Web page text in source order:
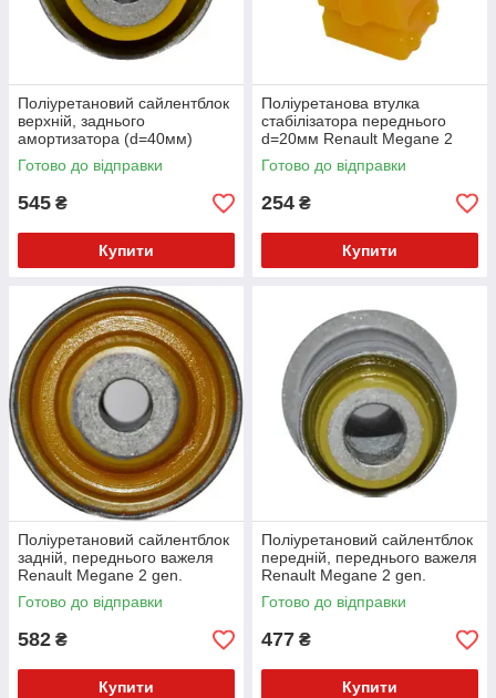
Поліуретановий сайлентблок
верхній, заднього
амортизатора (d=40мм)
Renault Megane 2 gen. Седан
(2003-2009) v17
Готово до відправки
545 ₴
Купити
Поліуретанова втулка
стабілізатора переднього
d=20мм Renault Megane 2
gen. Універсал (2003-2009)
v17
Готово до відправки
254 ₴
Купити
Поліуретановий сайлентблок
задній, переднього важеля
Renault Megane 2 gen.
Універсал (2003-2009) v17
Готово до відправки
582 ₴
Купити
Поліуретановий сайлентблок
передній, переднього важеля
Renault Megane 2 gen.
Універсал (2003-2009) v17
Готово до відправки
477 ₴
Купити